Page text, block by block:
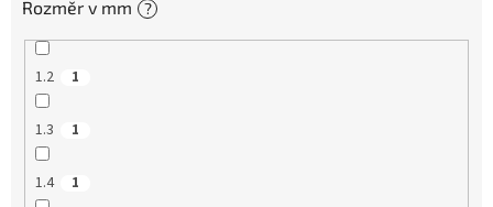
Rozměr v mm ?
1.2 1
1.3 1
1.4 1